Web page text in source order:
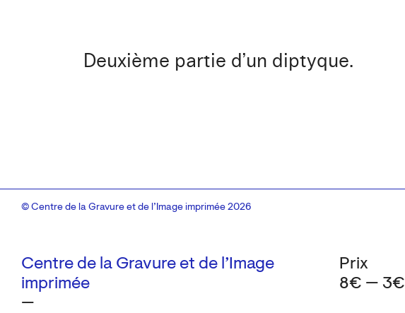
Deuxième partie d’un diptyque.
Centre de la Gravure et de l’Image
imprimée
—
Prix
8€ — 3€
© Centre de la Gravure et de l’Image imprimée 2026